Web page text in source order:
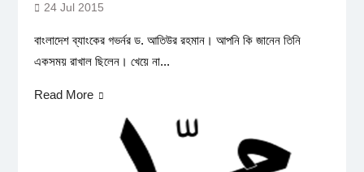
24 Jul 2015
বাংলাদেশ ব্যাংকের গভর্নর ড. আতিউর রহমান। আপনি কি জানেন তিনি
একসময় রাখাল ছিলেন। খেয়ে না...
Read More